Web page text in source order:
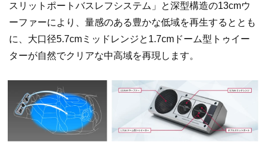
スリットポートバスレフシステム」と深型構造の13cmウ
ーファーにより、量感のある豊かな低域を再生するととも
に、大口径5.7cmミッドレンジと1.7cmドーム型トゥイー
ターが自然でクリアな中高域を再現します。